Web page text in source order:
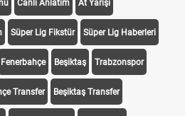
Canlı Anlatım At Yarışı
Süper Lig Fikstür Süper Lig Haberleri
Fenerbahçe Beşiktaş Trabzonspor
Transfer Beşiktaş Transfer